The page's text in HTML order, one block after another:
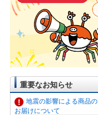
重要なお知らせ
地震の影響による商品の
お届けについて